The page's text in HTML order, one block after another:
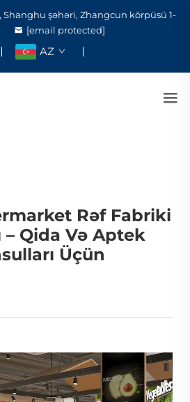
Shanghu şəhəri, Zhangcun körpüsü 1-
[email protected]
AZ
Rəf Fabriki
– Qida Və Aptek
Üçün